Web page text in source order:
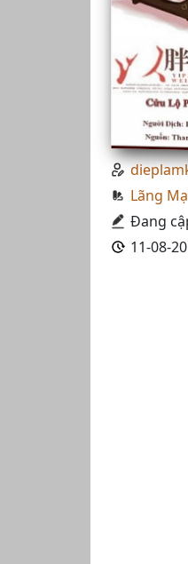
Lãng
Đang
11-08-